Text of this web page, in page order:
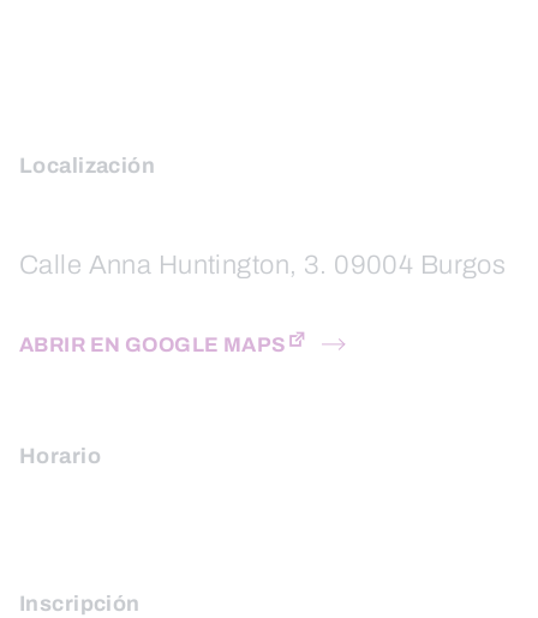
Localización
Calle Anna Huntington, 3. 09004 Burgos
ABRIR EN GOOGLE MAPS
Horario
Inscripción